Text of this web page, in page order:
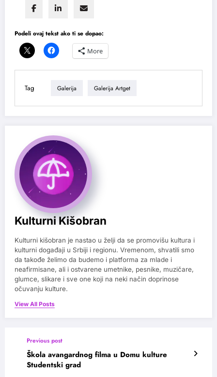
Podeli ovaj tekst ako ti se dopao:
More
Tag Galerija Galerija Artget
Kulturni Kišobran
Kulturni kišobran je nastao u želji da se promovišu kultura i
kulturni događaji u Srbiji i regionu. Vremenom, shvatili smo
da takođe želimo da budemo i platforma za mlade i
neafirmisane, ali i ostvarene umetnike, pesnike, muzičare,
glumce, slikare i sve one koji na neki način doprinose
očuvanju kulture.
View All Posts
Previous post
Škola avangardnog filma u Domu kulture
Studentski grad